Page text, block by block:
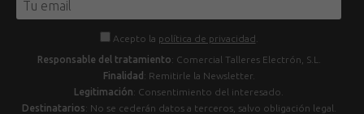
Acepto la política de privacidad
Responsable del tratamiento: Comercial Talleres Electrón, S.L.
Finalidad : Remitirle la Newsletter.
Legitimación: Consentimiento del interesado.
Destinatarios: No se cederán datos a terceros, salvo obligación legal.